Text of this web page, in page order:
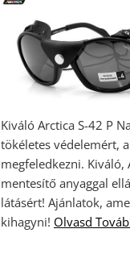
Kiváló Arctica S-42 P
tökéletes védelemért,
megfeledkezni. Kiváló,
mentesítő anyaggal
látásért! Ajánlatok,
kihagyni! Olvasd